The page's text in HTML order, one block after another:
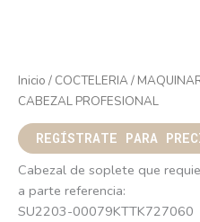
Inicio / COCTELERIA/
CABEZAL PROFESIONAL
REGÍSTRATE PARA
Cabezal de soplete que
a parte referencia:
SU2203-00079KTTK727060